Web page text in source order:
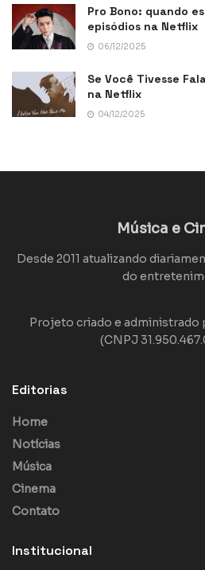
Pro Bono: quando
episódios na Netflix
06/12/2025
Se Você Tivesse
na Netflix
04/12/2025
Música e
Desde 2011 atualizando
do
Projeto criado e administrado
(CNPJ
Editorias
Home
Notícias
Música
Cinema
Contato
Institucional